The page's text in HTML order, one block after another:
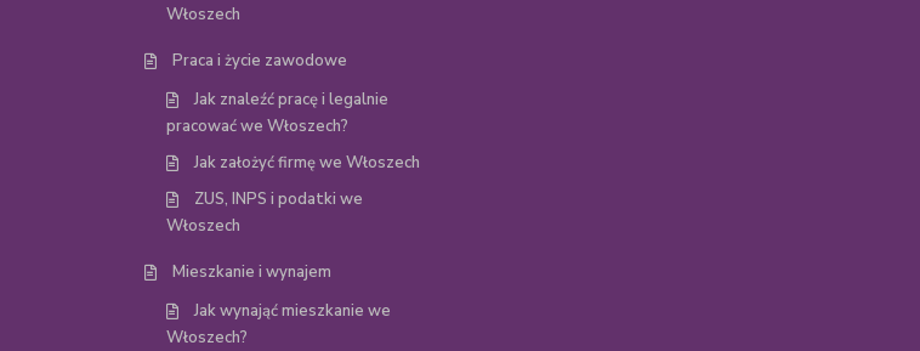
Włoszech
Praca i życie zawodowe
Jak znaleźć pracę i legalnie
pracować we Włoszech?
Jak założyć firmę we Włoszech
ZUS, INPS i podatki we
Włoszech
Mieszkanie i wynajem
Jak wynająć mieszkanie we
Włoszech?